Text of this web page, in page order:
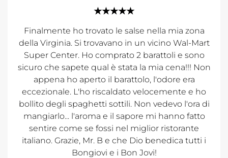
★★★★★
Finalmente ho trovato le salse nella mia zona
della Virginia. Si trovavano in un vicino Wal-Mart
Super Center. Ho comprato 2 barattoli e sono
sicuro che sapete qual è stata la mia cena!!! Non
appena ho aperto il barattolo, l'odore era
eccezionale. L'ho riscaldato velocemente e ho
bollito degli spaghetti sottili. Non vedevo l'ora di
mangiarlo... l'aroma e il sapore mi hanno fatto
sentire come se fossi nel miglior ristorante
italiano. Grazie, Mr. B e che Dio benedica tutti i
Bongiovi e i Bon Jovi!